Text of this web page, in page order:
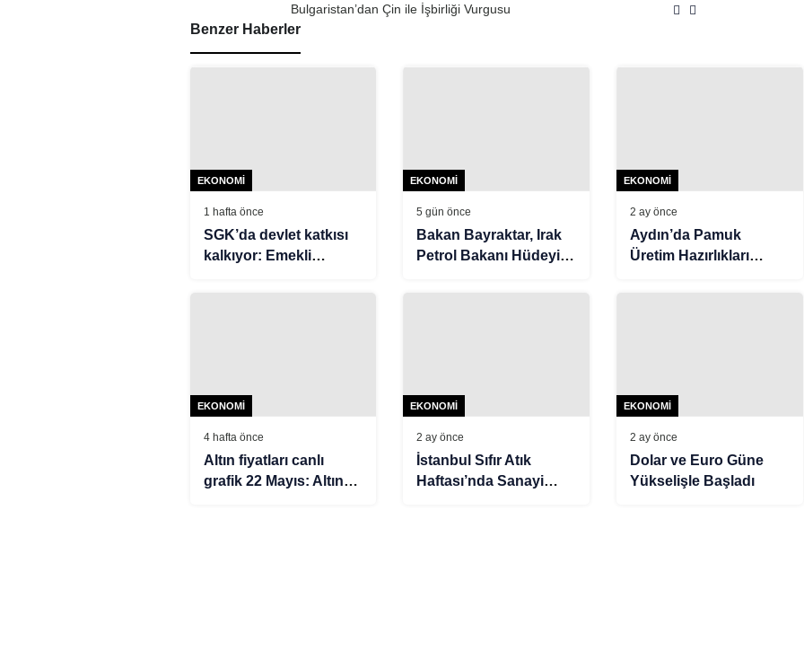
Bulgaristan’dan Çin ile İşbirliği Vurgusu
Benzer Haberler
EKONOMI
1 hafta önce
SGK’da devlet katkısı
kalkıyor: Emekli
EKONOMI
5 gün önce
Bakan Bayraktar, Irak
Petrol Bakanı Hüdeyir
EKONOMI
2 ay önce
Aydın’da Pamuk
Üretim Hazırlıkları
EKONOMI
4 hafta önce
Altın fiyatları canlı
grafik 22 Mayıs: Altın
EKONOMI
2 ay önce
İstanbul Sıfır Atık
Haftası’nda Sanayi
EKONOMI
2 ay önce
Dolar ve Euro Güne
Yükselişle Başladı